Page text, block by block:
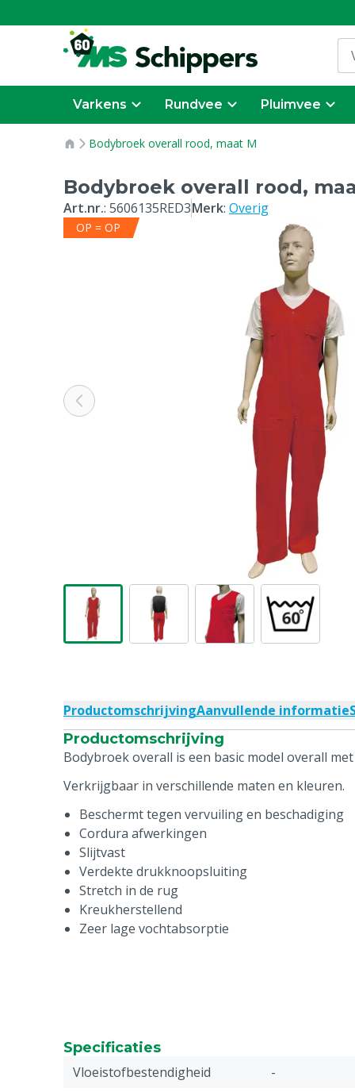
Varkens Rundvee Pluimvee
Bodybroek overall rood, maat M
Bodybroek overall rood,
Art.nr.: 5606135RED3Merk: Overig
OP = OP
ProductomschrijvingAanvullende informatie
Productomschrijving
Bodybroek overall is een basic model overall
Verkrijgbaar in verschillende maten en kleuren.
Beschermt tegen vervuiling en beschadiging
Cordura afwerkingen
Slijtvast
Verdekte drukknoopsluiting
Stretch in de rug
Kreukherstellend
Zeer lage vochtabsorptie
Specificaties
Vloeistofbestendigheid
-